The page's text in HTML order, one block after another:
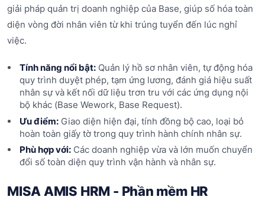
giải pháp quản trị doanh nghiệp của Base, giúp số hóa toàn
diện vòng đời nhân viên từ khi trúng tuyển đến lúc nghỉ
việc.
Tính năng nổi bật:Quản lý hồ sơ nhân viên, tự động hóa
quy trình duyệt phép, tạm ứng lương, đánh giá hiệu suất
nhân sự và kết nối dữ liệu trơn tru với các ứng dụng nội
bộ khác (Base Wework, Base Request).
Ưu điểm:Giao diện hiện đại, tính đồng bộ cao, loại bỏ
hoàn toàn giấy tờ trong quy trình hành chính nhân sự.
Phù hợp với:Các doanh nghiệp vừa và lớn muốn chuyển
đổi số toàn diện quy trình vận hành và nhân sự.
MISA AMIS HRM - Phần mềm HR